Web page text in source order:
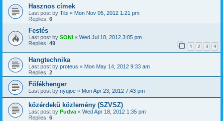
Hasznos címek
Last post by Tibi « Mon Nov 05, 2012 1:21 pm
Replies: 6
Festés
Last post by SONI « Wed Jul 18, 2012 3:05 pm
Replies: 49 1 2 3 4
Hangtechnika
Last post by proteus « Mon May 14, 2012 9:33 am
Replies: 2
Főfékhenger
Last post by nyujoe « Mon Apr 23, 2012 7:43 pm
közérdekű közlemény (SZVSZ)
Last post by Pudva « Wed Apr 18, 2012 1:35 pm
Replies: 6